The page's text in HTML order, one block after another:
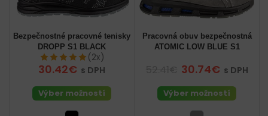
Bezpečnostné pracovné tenisky
DROPP S1 BLACK
(2x)
30.42€ s DPH
Výber možností
Pracovná obuv bezpečnostná
ATOMIC LOW BLUE S1
30.74€ s DPH
Výber možností